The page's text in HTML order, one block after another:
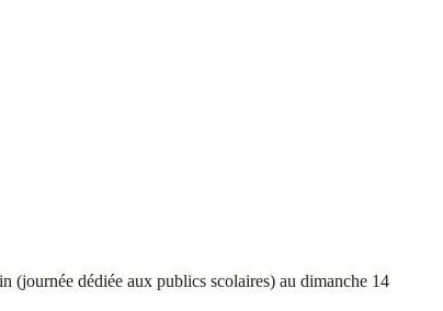
(journée dédiée aux publics scolaires) au dimanche 14